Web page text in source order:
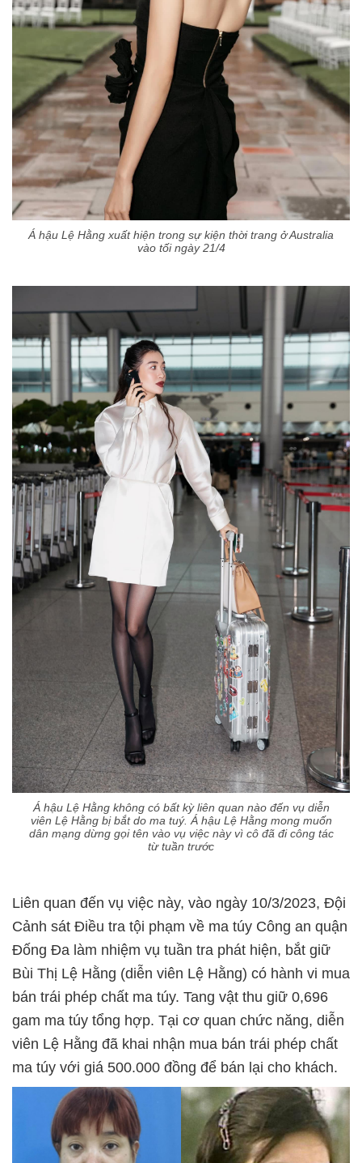
Á hậu Lệ Hằng xuất hiện trong sự kiện thời trang ở Australia
vào tối ngày 21/4
Á hậu Lệ Hằng không có bất kỳ liên quan nào đến vụ diễn
viên Lệ Hằng bị bắt do ma tuý. Á hậu Lệ Hằng mong muốn
dân mạng dừng gọi tên vào vụ việc này vì cô đã đi công tác
từ tuần trước
Liên quan đến vụ việc này, vào ngày 10/3/2023, Đội
Cảnh sát Điều tra tội phạm về ma túy Công an quận
Đống Đa làm nhiệm vụ tuần tra phát hiện, bắt giữ
Bùi Thị Lệ Hằng (diễn viên Lệ Hằng) có hành vi mua
bán trái phép chất ma túy. Tang vật thu giữ 0,696
gam ma túy tổng hợp. Tại cơ quan chức năng, diễn
viên Lệ Hằng đã khai nhận mua bán trái phép chất
ma túy với giá 500.000 đồng để bán lại cho khách.